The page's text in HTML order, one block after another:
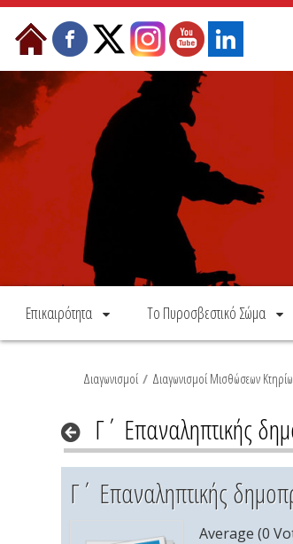
Skip to Content
Επικαιρότητα Το Πυροσβεστικό Σώμα
Διαγωνισμοί / Διαγωνισμοί Μισθώσεων
Γ΄ Επαναληπτικής
Γ΄ Επαναληπτικής
Average (0